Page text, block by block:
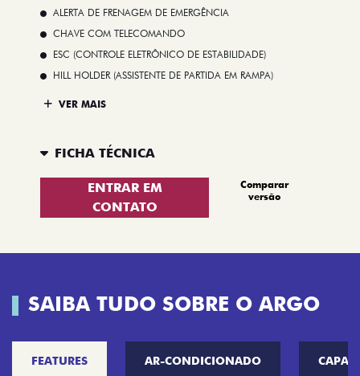
ALERTA DE FRENAGEM DE EMERGÊNCIA
CHAVE COM TELECOMANDO
ESC (CONTROLE ELETRÔNICO DE ESTABILIDADE)
HILL HOLDER (ASSISTENTE DE PARTIDA EM RAMPA)
VER MAIS
FICHA TÉCNICA
ENTRAR EM
CONTATO
Comparar
versão
SAIBA TUDO SOBRE O ARGO
FEATURES AR-CONDICIONADO